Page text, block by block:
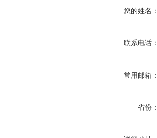
您的姓名
联系电话
常用邮箱
省份